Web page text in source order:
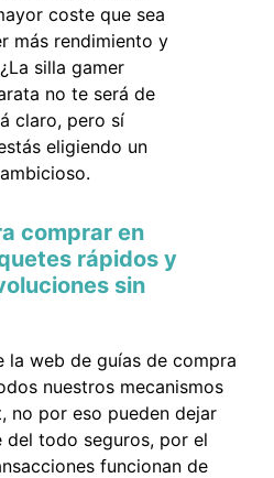
coste que sea
más rendimiento y
silla gamer
no te será de
claro, pero sí
eligiendo un
comprar en
rápidos y
sin
la web de guías de compra
nuestros mecanismos
no por eso pueden dejar
del todo seguros, por el
funcionan de